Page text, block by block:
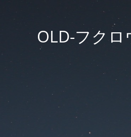
OLD-フクロ